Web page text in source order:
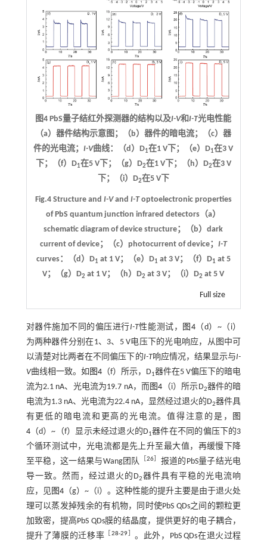
图4 PbS量子结红外探测器的结构以及I-V和I-T光电性能
（a）器件结构示意图；（b）器件的暗电流；（c）器
件的光电流；I-V曲线：（d）D1在1 V下；（e）D1在3 V
下；（f）D1在5 V下；（g）D2在1 V下；（h）D2在3 V
下；（i）D2在5 V下
Fig.4 Structure and I-Vand I-Toptoelectronic properties
of PbS quantum junction infrared detectors（a）
schematic diagram of device structure；（b）dark
current of device；（c）photocurrent of device； I-T
curves：（d）D1 at 1 V；（e）D1 at 3 V；（f）D1 at 5
V；（g）D2 at 1 V；（h）D2 at 3 V；（i）D2 at 5 V
Full size
对器件施加不同的偏压进行I-T性能测试， 图4（d）~（i）
为两种器件分别在1、3、5 V电压下的光电响应，从图中可
以清楚对比两者在不同偏压下的I-T响应情况，结果显示与I-
V曲线相一致。如 图4（f）所示，D1器件在5 V偏压下的暗电
流为2.1 nA、光电流为19.7 nA，而 图4 （i）所示D2器件的暗
电流为1.3 nA、光电流为22.4 nA，显然经过退火的D2器件具
有更低的暗电流和更高的光电流。值得注意的是，
图
4（d）~（f）显示未经过退火的D1器件在不同的偏压下的3
个循环测试中，光电流都是先上升至最大值，再缓慢下降
至平稳，这一结果与Wang团队 ［26
报道的PbS量子结光电
导一致。然而，经过退火的D2器件具有平稳的光电流响
应，见图4（g）~（i）。这种性能的提升主要是由于退火处
理可以蒸发掉残余的有机物，同时使PbS QDs之间的颗粒更
加致密，提高PbS QDs膜的结晶度，提供更好的电子耦合，
提升了薄膜的迁移率
28-29］ 。此外，PbS QDs在退火过程